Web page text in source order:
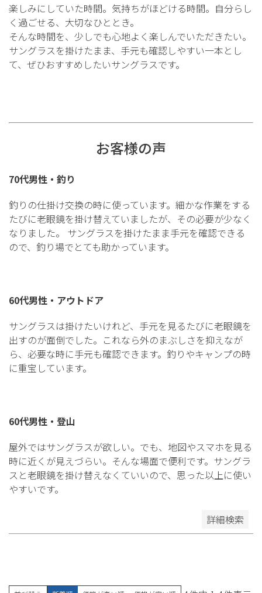
楽しみにしていた時間。気持ちがほどける時間。自分らし
く過ごせる、大切なひととき。
そんな時間を、少しでも心地よく楽しんでいただきたい。
サングラスを掛けたまま、手元も確認しやすい一本とし
て、ぜひおすすめしたいサングラスです。
お客様の声
70代男性・釣り
釣りの仕掛け交換の時に使っています。細かな作業をする
たびに老眼鏡を掛け替えていましたが、その必要が少なく
なりました。 サングラスを掛けたまま手元を確認できる
ので、釣り場でとても助かっています。
60代男性・アウトドア
サングラスは掛けたいけれど、手元を見るたびに老眼鏡を
出すのが面倒でした。これなら外のまぶしさを抑えなが
ら、必要な時に手元も確認できます。釣りやキャンプの時
に重宝しています。
60代男性・登山
屋外ではサングラスが欲しい。でも、地図やスマホを見る
時に近くが見えづらい。そんな場面で便利です。サングラ
スと老眼鏡を掛け替えなくていいので、思った以上に使い
やすいです。
詳細検索
〜
フレームのカタチから探す
オーバル
ボスリントン
ラウンド
ティアドロップ
カラーから探す
ピンク
グリーン
パープル
ブルー
グレー
ホワイト
指定しない